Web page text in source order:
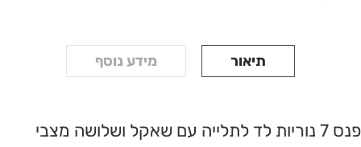
תיאור מידע נוסף
פנס 7 נוריות לד לתלייה עם שאקל ושלושה מצבי